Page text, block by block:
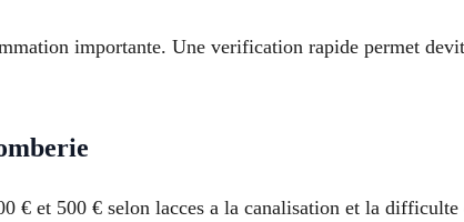
importante. Une verification rapide permet
€ et 500 € selon lacces a la canalisation et la